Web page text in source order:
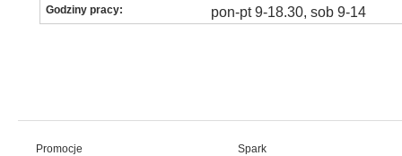
Godziny pracy: pon-pt 9-18.30, sob 9-14
Promocje
Spark